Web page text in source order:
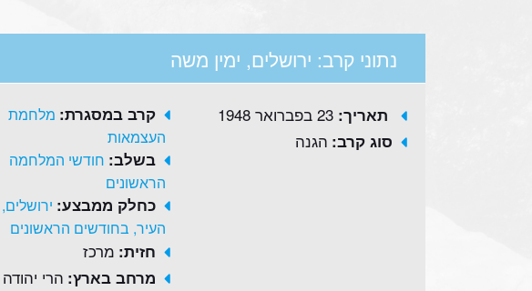
נתוני קרב: ירושלים, ימין משה
קרב במסגרת: מלחמת
העצמאות
בשלב: חודשי המלחמה
הראשונים
כחלק ממבצע:
העיר, בחודשים הראשונים
חזית: מרכז
מרחב בארץ: הרי יהודה
תאריך: 23 בפברואר 1948
סוג קרב: הגנה